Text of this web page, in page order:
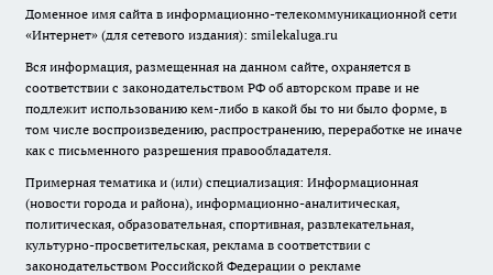
Доменное имя сайта в информационно-телекоммуникационной сети
«Интернет» (для сетевого издания): smilekaluga.ru
Вся информация, размещенная на данном сайте, охраняется в
соответствии с законодательством РФ об авторском праве и не
подлежит использованию кем-либо в какой бы то ни было форме, в
том числе воспроизведению, распространению, переработке не иначе
как с письменного разрешения правообладателя.
Примерная тематика и (или) специализация: Информационная
(новости города и района), информационно-аналитическая,
политическая, образовательная, спортивная, развлекательная,
культурно-просветительская, реклама в соответствии с
законодательством Российской Федерации о рекламе